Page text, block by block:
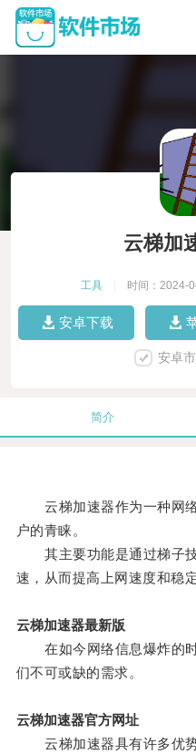
云梯加
工具 时间：2024-
安卓下载
安卓
简介
云梯加速器作为一种网络
户的青睐。
其主要功能是通过梯子技
速，从而提高上网速度和稳定
云梯加速器最新版
在如今网络信息爆炸的时
们不可或缺的需求。
云梯加速器官方网址
云梯加速器具有许多优势